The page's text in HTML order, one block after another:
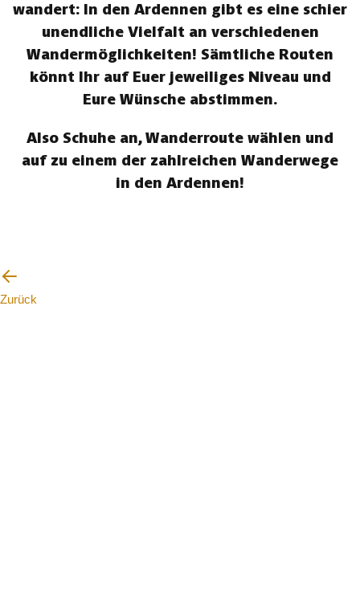
wandert: In den Ardennen gibt es eine schier
unendliche Vielfalt an verschiedenen
Wandermöglichkeiten! Sämtliche Routen
könnt Ihr auf Euer jeweiliges Niveau und
Eure Wünsche abstimmen.
Also Schuhe an, Wanderroute wählen und
auf zu einem der zahlreichen Wanderwege
in den Ardennen!
Zurück